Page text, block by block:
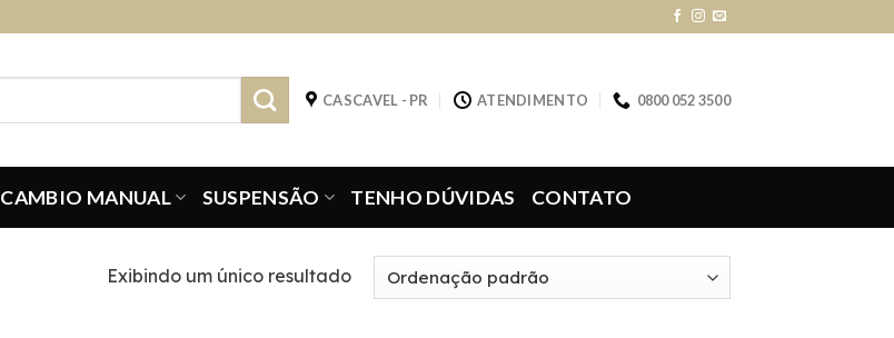
CASCAVEL - PR ATENDIMENTO 0800 052 3500
CAMBIO MANUAL SUSPENSÃO TENHO DÚVIDAS CONTATO
Exibindo um único resultado